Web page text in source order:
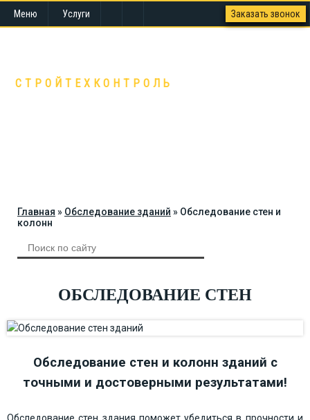
СТРОЙТЕХКОНТРОЛЬ
Главная » Обследование зданий » Обследование стен и
колонн
ОБСЛЕДОВАНИЕ СТЕН
Обследование стен и колонн зданий с
точными и достоверными результатами!
Меню Услуги Заказать звонок